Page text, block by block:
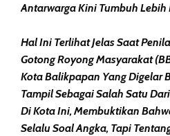
Antarwarga Kini Tumbuh
Hal Ini Terlihat Jelas Saat
Gotong Royong Masyarakat
Kota Balikpapan Yang Digelar
Tampil Sebagai Salah Satu
Di Kota Ini, Membuktikan
Selalu Soal Angka, Tapi